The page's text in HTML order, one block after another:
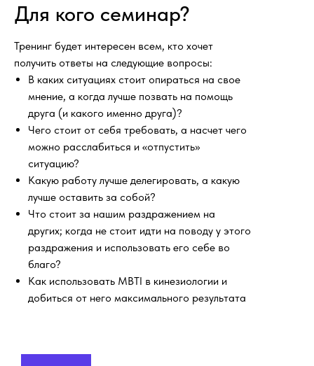
Для кого семинар?
Тренинг будет интересен всем, кто хочет
получить ответы на следующие вопросы:
В каких ситуациях стоит опираться на свое
мнение, а когда лучше позвать на помощь
друга (и какого именно друга)?
Чего стоит от себя требовать, а насчет чего
можно расслабиться и «отпустить»
ситуацию?
Какую работу лучше делегировать, а какую
лучше оставить за собой?
Что стоит за нашим раздражением на
других; когда не стоит идти на поводу у этого
раздражения и использовать его себе во
благо?
Как использовать MBTI в кинезиологии и
добиться от него максимального результата